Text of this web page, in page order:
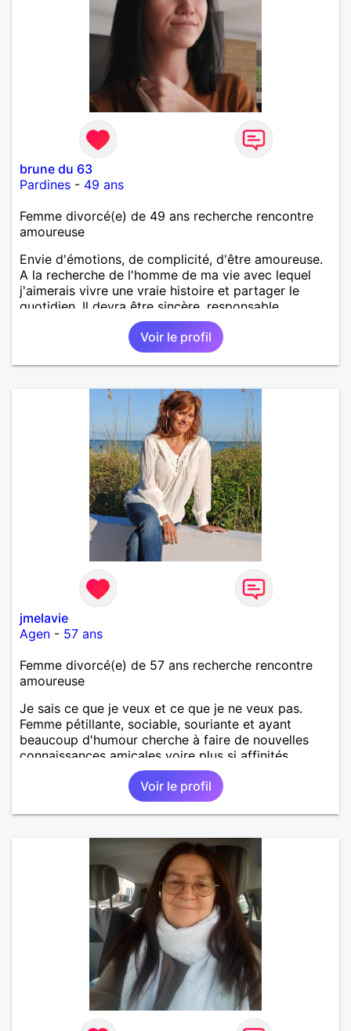
brune du 63
Pardines - 49 ans
Femme divorcé(e) de 49 ans recherche rencontre
amoureuse
Envie d'émotions, de complicité, d'être amoureuse.
A la recherche de l'homme de ma vie avec lequel
j'aimerais vivre une vraie histoire et partager le
quotidien. Il devra être sincère, responsable,
ambitieux, entreprenant, fort de caractère et avec le
sens de l'humour. Il saura me chouchouter et me
mettre en valeur, me donner son amour et attention.
Merci de m'avoir lu et à bientôt...
Voir le profil
jmelavie
Agen - 57 ans
Femme divorcé(e) de 57 ans recherche rencontre
amoureuse
Je sais ce que je veux et ce que je ne veux pas.
Femme pétillante, sociable, souriante et ayant
beaucoup d'humour cherche à faire de nouvelles
connaissances amicales voire plus si affinités.
Voir le profil